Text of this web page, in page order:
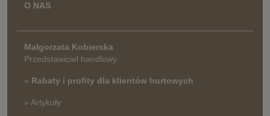
O NAS
Małgorzata Kobierska
Przedstawiciel handlowy
» Rabaty i profity dla klientów hurtowych
» Artykuły